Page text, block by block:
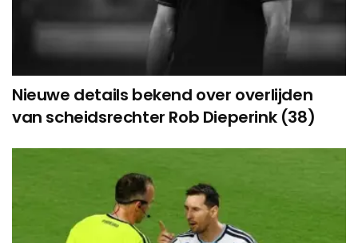
Nieuwe details bekend over overlijden
van scheidsrechter Rob Dieperink (38)